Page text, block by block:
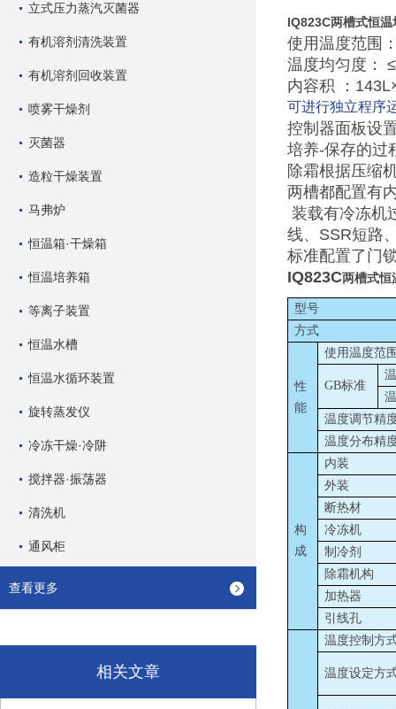
立式压力蒸汽灭菌器
有机溶剂清洗装置
有机溶剂回收装置
喷雾干燥剂
灭菌器
造粒干燥装置
马弗炉
恒温箱·干燥箱
恒温培养箱
等离子装置
恒温水槽
恒温水循环装置
旋转蒸发仪
冷冻干燥·冷阱
搅拌器·振荡器
清洗机
通风柜
查看更多
相关文章
IQ823C两槽式恒温
使用温度范围
温度均匀度：
内容积 ：
可进行独立程序
控制器面板设
培养-保存的过
除霜根据压缩
两槽都配置有
装载有冷冻机
线、SSR短路
标准配置了门
IQ823C两槽式恒
型号
方式
性
能
使用温度范
GB标准
温度调节精
温度分布精
构
成
内装
外装
断热材
冷冻机
制冷剂
除霜机构
加热器
引线孔
温度控制方
温度设定方